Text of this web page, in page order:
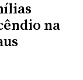
na